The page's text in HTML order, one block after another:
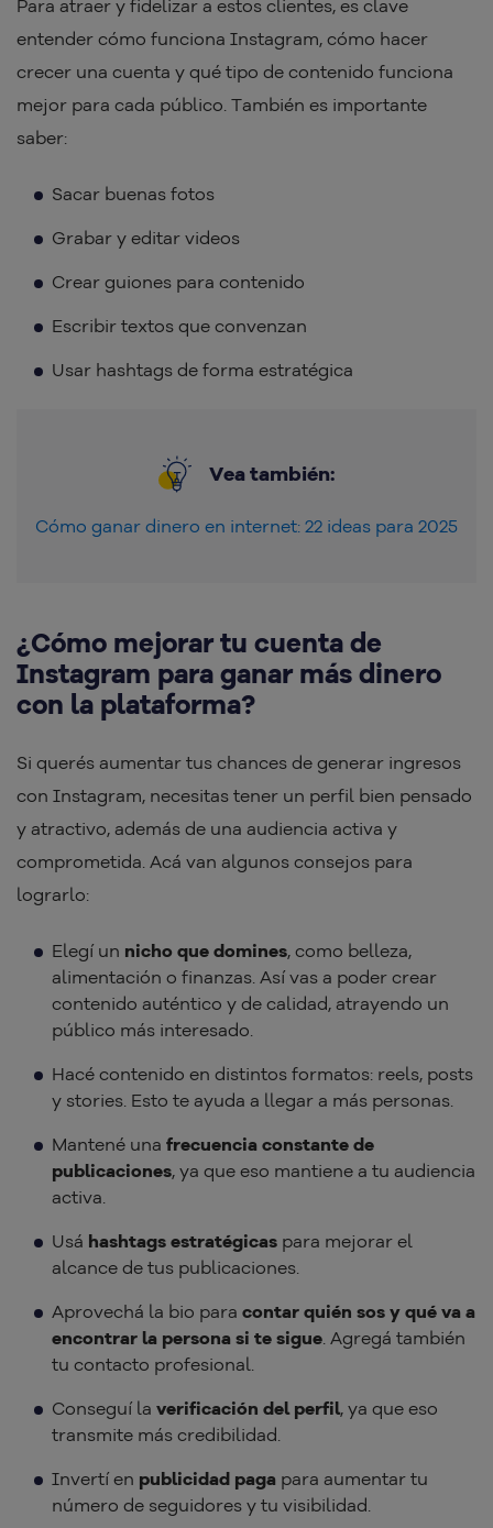
Para atraer y fidelizar a estos clientes, es clave
entender cómo funciona Instagram, cómo hacer
crecer una cuenta y qué tipo de contenido funciona
mejor para cada público. También es importante
saber:
Sacar buenas fotos
Grabar y editar videos
Crear guiones para contenido
Escribir textos que convenzan
Usar hashtags de forma estratégica
Vea también:
Cómo ganar dinero en internet: 22 ideas para 2025
¿Cómo mejorar tu cuenta de
Instagram para ganar más dinero
con la plataforma?
Si querés aumentar tus chances de generar ingresos
con Instagram, necesitas tener un perfil bien pensado
y atractivo, además de una audiencia activa y
comprometida. Acá van algunos consejos para
lograrlo:
Elegí un nicho que domines, como belleza,
alimentación o finanzas. Así vas a poder crear
contenido auténtico y de calidad, atrayendo un
público más interesado.
Hacé contenido en distintos formatos: reels, posts
y stories. Esto te ayuda a llegar a más personas.
Mantené una frecuencia constante de
publicaciones, ya que eso mantiene a tu audiencia
activa.
Usá hashtags estratégicas para mejorar el
alcance de tus publicaciones.
Aprovechá la bio para contar quién sos y qué va a
encontrar la persona si te sigue. Agregá también
tu contacto profesional.
Conseguí la verificación del perfil, ya que eso
transmite más credibilidad.
Invertí en publicidad paga para aumentar tu
número de seguidores y tu visibilidad.